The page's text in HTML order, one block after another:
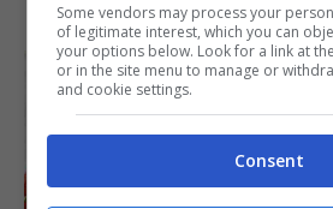
Torta di mele e
Some vendors may process your
of legitimate interest, which you can
your options below. Look for a link at
or in the site menu to manage or
and cookie settings.
Consent